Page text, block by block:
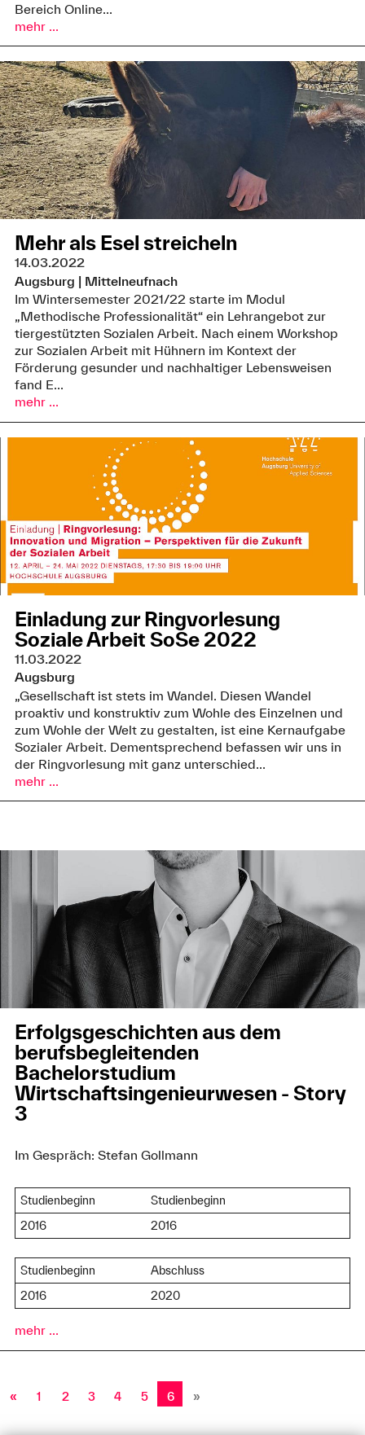
Bereich Online...
mehr ...
Mehr als Esel streicheln
14.03.2022
Augsburg | Mittelneufnach
Im Wintersemester 2021/22 starte im Modul
„Methodische Professionalität“ ein Lehrangebot zur
tiergestützten Sozialen Arbeit. Nach einem Workshop
zur Sozialen Arbeit mit Hühnern im Kontext der
Förderung gesunder und nachhaltiger Lebensweisen
fand E...
mehr ...
Einladung zur Ringvorlesung
Soziale Arbeit SoSe 2022
11.03.2022
Augsburg
„Gesellschaft ist stets im Wandel. Diesen Wandel
proaktiv und konstruktiv zum Wohle des Einzelnen und
zum Wohle der Welt zu gestalten, ist eine Kernaufgabe
Sozialer Arbeit. Dementsprechend befassen wir uns in
der Ringvorlesung mit ganz unterschied...
mehr ...
Erfolgsgeschichten aus dem
berufsbegleitenden
Bachelorstudium
Wirtschaftsingenieurwesen - Story
3
Im Gespräch: Stefan Gollmann
Studienbeginn
Studienbeginn
2016
2016
Studienbeginn
Abschluss
2016
2020
mehr ...
« 1 2 3 4 5 6 »